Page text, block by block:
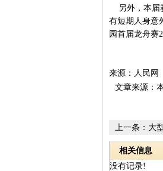
另外，本届
有短期人身意
园首届龙舟赛
来源：人民网
文章来源：
上一条： 大
郑黄帝故里
相关信息
没有记录!